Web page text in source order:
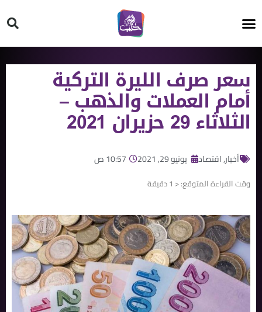
سعر صرف الليرة التركية
أمام العملات والذهب –
الثلاثاء 29 حزيران 2021
أخبار,اقتصاد يونيو 29, 2021 10:57 ص
وقت القراءة المتوقع:< 1 دقيقة